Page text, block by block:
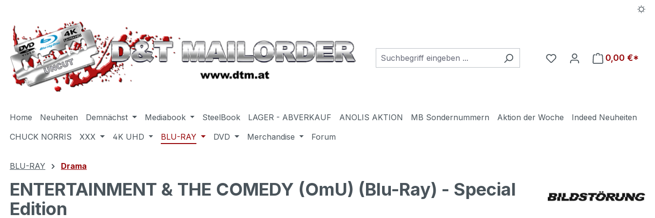
Du hast 0 Produkte auf
0,00 €*
Home Neuheiten Demnächst Mediabook SteelBook LAGER - ABVERKAUF ANOLIS AKTION MB Sondernummern Aktion der Woche
Indeed Neuheiten
CHUCK NORRIS
XXX 4K UHD BLU-RAY DVD Merchandise Forum
BLU-RAY Drama
ENTERTAINMENT & THE COMEDY (OmU) (Blu-Ray) - Special
Edition